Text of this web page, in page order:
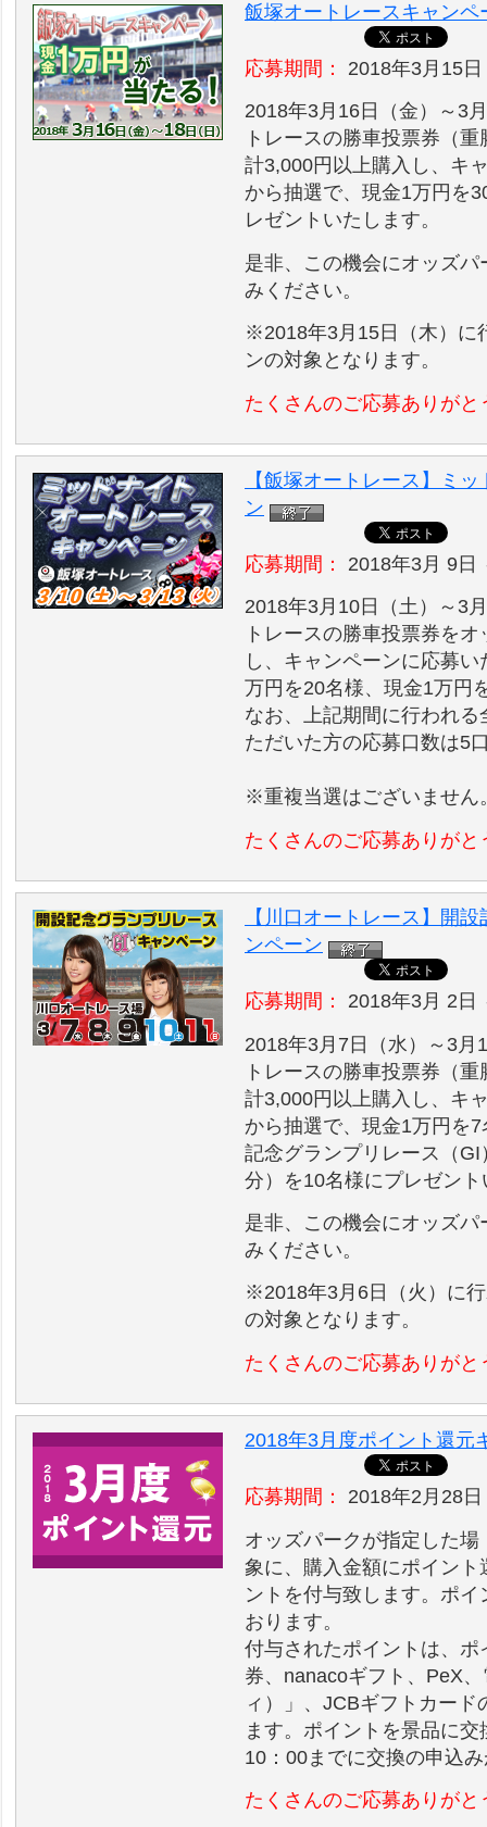
飯塚オートレースキャンペ
応募期間：
2018年3月15
2018年3月16日（金）～3
トレースの勝車投票券（
計3,000円以上購入し、キ
から抽選で、現金1万円を
レゼントいたします。
是非、この機会にオッズ
みください。
※2018年3月15日（木）に
ンの対象となります。
たくさんのご応募ありがと
【飯塚オートレース】ミ
ン
応募期間：
2018年3月 9日
2018年3月10日（土）～3
トレースの勝車投票券を
し、キャンペーンに応募
万円を20名様、現金1万円
なお、上記期間に行われ
ただいた方の応募口数は5
※重複当選はございません
たくさんのご応募ありがと
【川口オートレース】開
ンペーン
応募期間：
2018年3月 2日
2018年3月7日（水）～3月
トレースの勝車投票券（
計3,000円以上購入し、キ
から抽選で、現金1万円を
記念グランプリレース（
分）を10名様にプレゼン
是非、この機会にオッズ
みください。
※2018年3月6日（火）に
の対象となります。
たくさんのご応募ありがと
2018年3月度ポイント還元
応募期間：
2018年2月28
オッズパークが指定した
象に、購入金額にポイン
ントを付与致します。ポ
おります。
付与されたポイントは、
券、nanacoギフト、PeX
ィ）」、JCBギフトカー
ます。ポイントを景品に
10：00までに交換の申込
たくさんのご応募ありがと